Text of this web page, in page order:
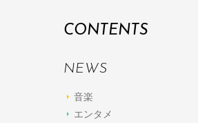
CONTENTS
NEWS
音楽
エンタメ